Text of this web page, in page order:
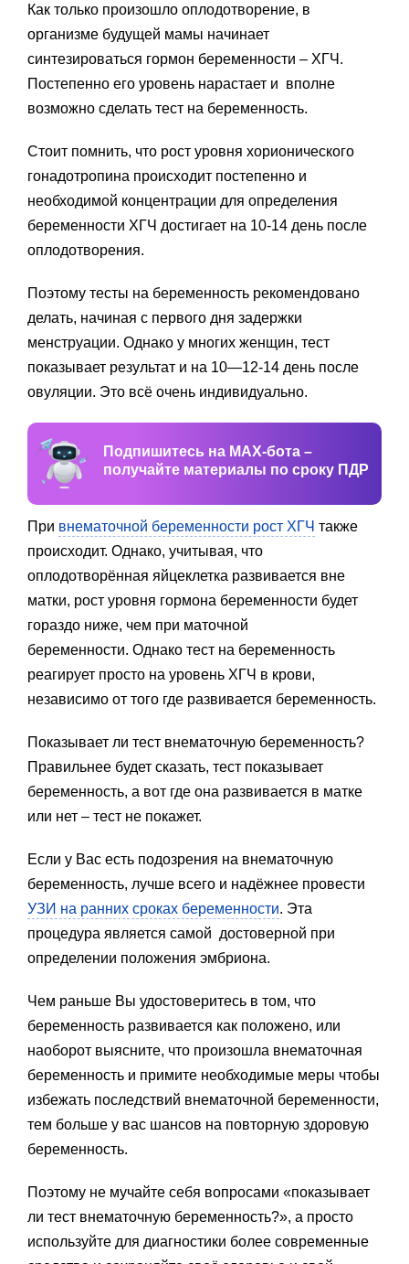
Как только произошло оплодотворение, в
организме будущей мамы начинает
синтезироваться гормон беременности – ХГЧ.
Постепенно его уровень нарастает и вполне
возможно сделать тест на беременность.
Стоит помнить, что рост уровня хорионического
гонадотропина происходит постепенно и
необходимой концентрации для определения
беременности ХГЧ достигает на 10-14 день после
оплодотворения.
Поэтому тесты на беременность рекомендовано
делать, начиная с первого дня задержки
менструации. Однако у многих женщин, тест
показывает результат и на 10—12-14 день после
овуляции. Это всё очень индивидуально.
Подпишитесь на MAX-бота –
получайте материалы по сроку ПДР
При внематочной беременности рост ХГЧ также
происходит. Однако, учитывая, что
оплодотворённая яйцеклетка развивается вне
матки, рост уровня гормона беременности будет
гораздо ниже, чем при маточной
беременности. Однако тест на беременность
реагирует просто на уровень ХГЧ в крови,
независимо от того где развивается беременность.
Показывает ли тест внематочную беременность?
Правильнее будет сказать, тест показывает
беременность, а вот где она развивается в матке
или нет – тест не покажет.
Если у Вас есть подозрения на внематочную
беременность, лучше всего и надёжнее провести
УЗИ на ранних сроках беременности. Эта
процедура является самой достоверной при
определении положения эмбриона.
Чем раньше Вы удостоверитесь в том, что
беременность развивается как положено, или
наоборот выясните, что произошла внематочная
беременность и примите необходимые меры чтобы
избежать последствий внематочной беременности,
тем больше у вас шансов на повторную здоровую
беременность.
Поэтому не мучайте себя вопросами «показывает
ли тест внематочную беременность?», а просто
используйте для диагностики более современные